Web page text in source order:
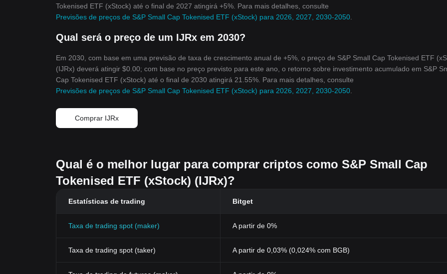
Tokenised ETF (xStock) até o final de 2027 atingirá +5%. Para mais detalhes, consulte
Previsões de preços de S&P Small Cap Tokenised ETF (xStock) para 2026, 2027, 2030-2050
Qual será o preço de um IJRx em 2030?
Em 2030, com base em uma previsão de taxa de crescimento anual de +5%, o preço de S&P Small Cap Tokenised ETF
(IJRx) deverá atingir $0.00; com base no preço previsto para este ano, o retorno sobre investimento acumulado em S&P
Cap Tokenised ETF (xStock) até o final de 2030 atingirá 21.55%. Para mais detalhes, consulte
Previsões de preços de S&P Small Cap Tokenised ETF (xStock) para 2026, 2027, 2030-2050
Comprar IJRx
Qual é o melhor lugar para comprar criptos como S&P Small Cap
Tokenised ETF (xStock) (IJRx)?
Estatísticas de trading Bitget
Taxa de trading spot (maker) A partir de 0%
Taxa de trading spot (taker) A partir de 0,03% (0,024% com BGB)